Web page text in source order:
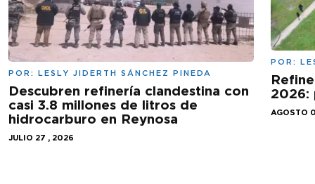
POR: LESLY JIDERTH SÁNCHEZ PINEDA
Descubren refinería clandestina con
casi 3.8 millones de litros de
hidrocarburo en Reynosa
JULIO 27 , 2026
POR:
2026:
AGOSTO